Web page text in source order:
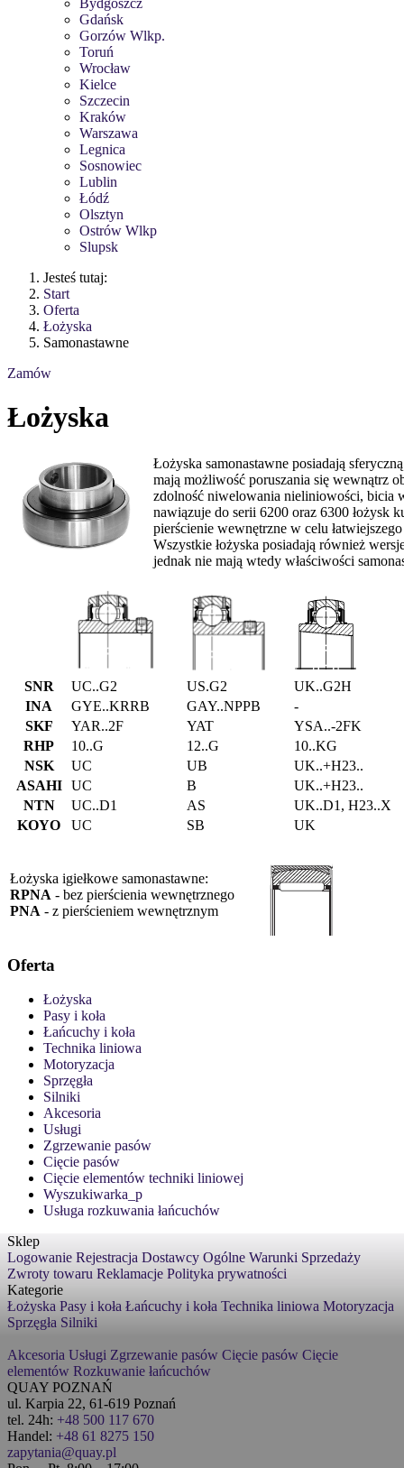
Bydgoszcz
Gdańsk
Gorzów Wlkp.
Toruń
Wrocław
Kielce
Szczecin
Kraków
Warszawa
Legnica
Sosnowiec
Lublin
Łódź
Olsztyn
Ostrów Wlkp
Slupsk
Jesteś tutaj:
Start
Oferta
Łożyska
Samonastawne
Zamów
Łożyska
Łożyska samonastawne posiadają
mają możliwość poruszania się wewnątrz
zdolność niwelowania nieliniowości, bicia
nawiązuje do serii 6200 oraz 6300 łożysk
pierścienie wewnętrzne w celu
Wszystkie łożyska posiadają również
jednak nie mają wtedy właściwości
SNR UC..G2 US.G2
UK..G2H
INA
GYE..KRRB GAY..NPPB
-
SKF
YAR..2F YAT
YSA..-2FK
RHP
10..G 12..G
10..KG
NSK
UC UB
UK..+H23..
ASAHI
UC B
UK..+H23..
NTN
UC..D1 AS
UK..D1, H23..X
KOYO
UC SB UK
Łożyska igiełkowe samonastawne:
RPNA - bez pierścienia wewnętrznego
PNA - z pierścieniem wewnętrznym
Oferta
Łożyska
Pasy i koła
Łańcuchy i koła
Technika liniowa
Motoryzacja
Sprzęgła
Silniki
Akcesoria
Usługi
Zgrzewanie pasów
Cięcie pasów
Cięcie elementów techniki liniowej
Wyszukiwarka_p
Usługa rozkuwania łańcuchów
Sklep
Logowanie Rejestracja Dostawcy Ogólne Warunki Sprzedaży
Zwroty towaru Reklamacje Polityka prywatności
Kategorie
Łożyska Pasy i koła Łańcuchy i koła Technika liniowa Motoryzacja
Sprzęgła Silniki
Akcesoria Usługi Zgrzewanie pasów Cięcie pasów Cięcie
elementów Rozkuwanie łańcuchów
QUAY POZNAŃ
ul. Karpia 22, 61-619 Poznań
tel. 24h: +48 500 117 670
Handel: +48 61 8275 150
zapytania@quay.pl